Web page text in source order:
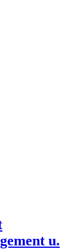
u.